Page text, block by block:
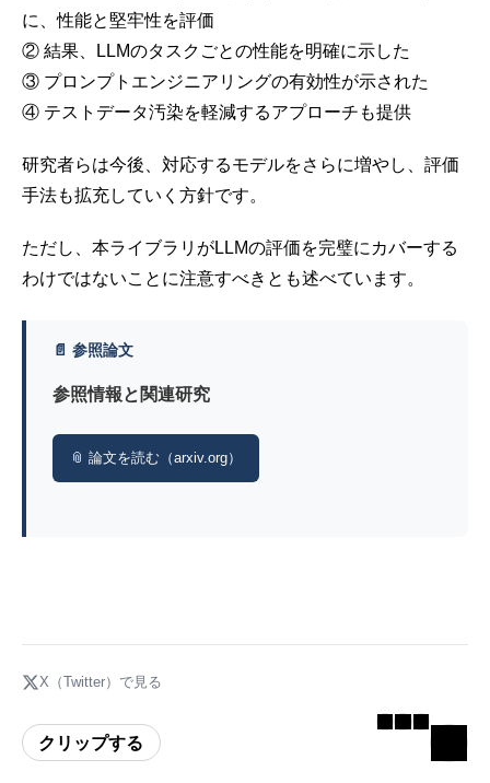
に、性能と堅牢性を評価
② 結果、LLMのタスクごとの性能を明確に示した
③ プロンプトエンジニアリングの有効性が示された
④ テストデータ汚染を軽減するアプローチも提供
研究者らは今後、対応するモデルをさらに増やし、評価
手法も拡充していく方針です。
ただし、本ライブラリがLLMの評価を完璧にカバーする
わけではないことに注意すべきとも述べています。
📄 参照論文
参照情報と関連研究
📎 論文を読む（arxiv.org）
X（Twitter）で見る
クリップする